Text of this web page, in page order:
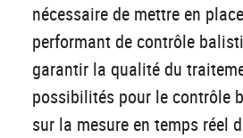
nécessaire de mettre en
performant de contrôle
garantir la qualité du
possibilités pour le contrôle
sur la mesure en temps réel